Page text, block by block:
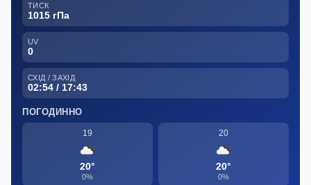
ТИСК
1015 гПа
UV
0
СХІД / ЗАХІД
02:54 / 17:43
ПОГОДИННО
19
20°
0%
20
20°
0%